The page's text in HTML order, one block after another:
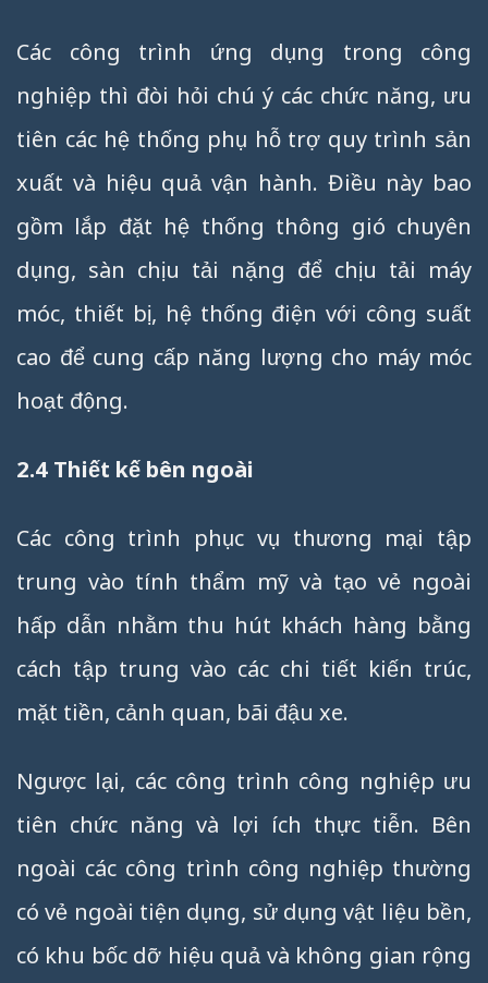
Các công trình ứng dụng trong công
nghiệp thì đòi hỏi chú ý các chức năng, ưu
tiên các hệ thống phụ hỗ trợ quy trình sản
xuất và hiệu quả vận hành. Điều này bao
gồm lắp đặt hệ thống thông gió chuyên
dụng, sàn chịu tải nặng để chịu tải máy
móc, thiết bị, hệ thống điện với công suất
cao để cung cấp năng lượng cho máy móc
hoạt động.
2.4 Thiết kế bên ngoài
Các công trình phục vụ thương mại tập
trung vào tính thẩm mỹ và tạo vẻ ngoài
hấp dẫn nhằm thu hút khách hàng bằng
cách tập trung vào các chi tiết kiến trúc,
mặt tiền, cảnh quan, bãi đậu xe.
Ngược lại, các công trình công nghiệp ưu
tiên chức năng và lợi ích thực tiễn. Bên
ngoài các công trình công nghiệp thường
có vẻ ngoài tiện dụng, sử dụng vật liệu bền,
có khu bốc dỡ hiệu quả và không gian rộng